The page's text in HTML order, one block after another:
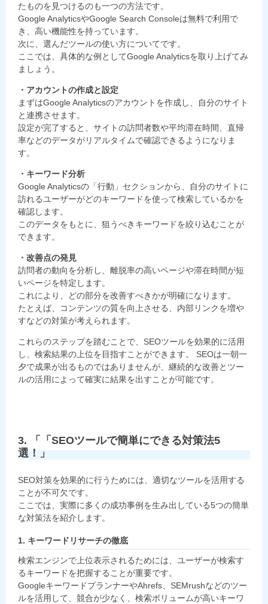
たものを見つけるのも一つの方法です。
Google AnalyticsやGoogle Search Consoleは無料で利用で
き、高い機能性を持っています。
次に、選んだツールの使い方についてです。
ここでは、具体的な例としてGoogle Analyticsを取り上げてみ
ましょう。
・アカウントの作成と設定
まずはGoogle Analyticsのアカウントを作成し、自分のサイト
と連携させます。
設定が完了すると、サイトの訪問者数や平均滞在時間、直帰
率などのデータがリアルタイムで確認できるようになりま
す。
・キーワード分析
Google Analyticsの「行動」セクションから、自分のサイトに
訪れるユーザーがどのキーワードを使って検索しているかを
確認します。
このデータをもとに、狙うべきキーワードを絞り込むことが
できます。
・改善点の発見
訪問者の動向を分析し、離脱率の高いページや滞在時間が短
いページを特定します。
これにより、どの部分を改善すべきかが明確になります。
たとえば、コンテンツの質を向上させる、内部リンクを増や
すなどの対策が考えられます。
これらのステップを踏むことで、SEOツールを効果的に活用
し、検索結果の上位を目指すことができます。 SEOは一朝一
夕で成果が出るものではありませんが、継続的な改善とツー
ルの活用によって確実に結果を出すことが可能です。
3. 「「SEOツールで簡単にできる対策法5
選！」
SEO対策を効果的に行うためには、適切なツールを活用する
ことが不可欠です。
ここでは、実際に多くの成功事例を生み出している5つの簡単
な対策法を紹介します。
1. キーワードリサーチの徹底
検索エンジンで上位表示されるためには、ユーザーが検索す
るキーワードを把握することが重要です。
GoogleキーワードプランナーやAhrefs、SEMrushなどのツー
ルを活用して、競合が少なく、検索ボリュームが高いキーワ